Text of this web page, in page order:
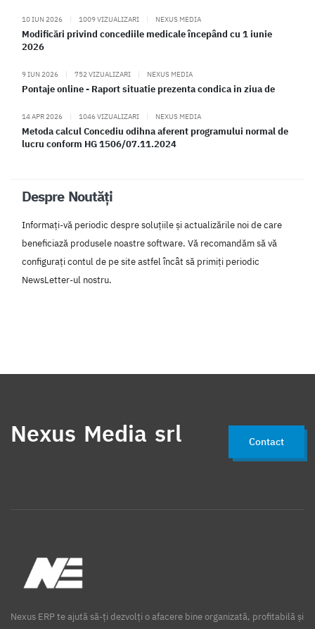
10 IUN 2026 | 1009 VIZUALIZARI | NEXUS MEDIA
Modificări privind concediile medicale începând cu 1 iunie
2026
9 IUN 2026 | 752 VIZUALIZARI | NEXUS MEDIA
Pontaje online - Raport situatie prezenta condica in ziua de
14 APR 2026 | 1046 VIZUALIZARI | NEXUS MEDIA
Metoda calcul Concediu odihna aferent programului normal de
lucru conform HG 1506/07.11.2024
Despre Noutăți
Informați-vă periodic despre soluțiile și actualizările noi de care
beneficiază produsele noastre software. Vă recomandăm să vă
configurați contul de pe site astfel încât să primiți periodic
NewsLetter-ul nostru.
Nexus Media srl Contact
Nexus ERP te ajută să-ți dezvolți o afacere bine organizată, profitabilă și